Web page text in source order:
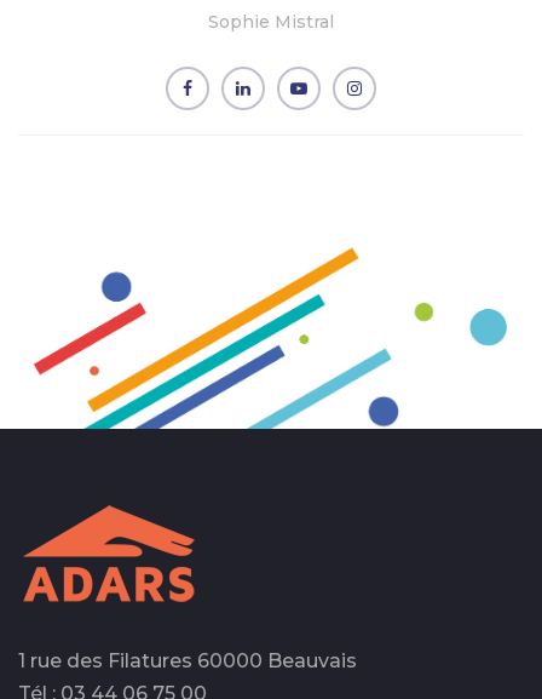
Sophie Mistral
1 rue des Filatures 60000 Beauvais
Tél : 03 44 06 75 00